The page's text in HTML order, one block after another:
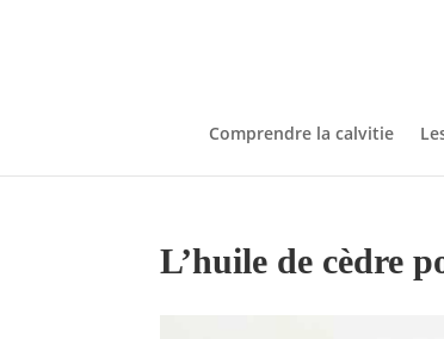
Comprendre la calvitie
L’huile de cèdre